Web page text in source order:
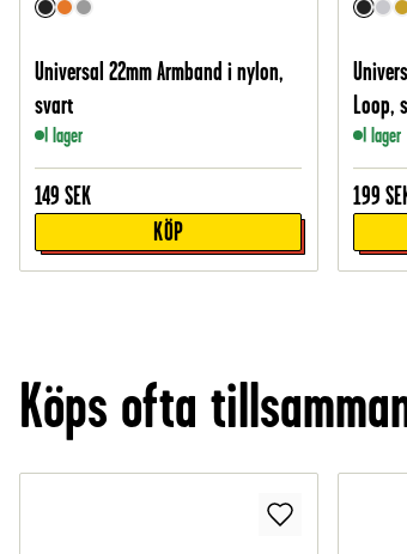
Universal 22mm Armband i nylon,
svart
I lager
149 SEK
KÖP
Loop,
I lager
199
Köps ofta